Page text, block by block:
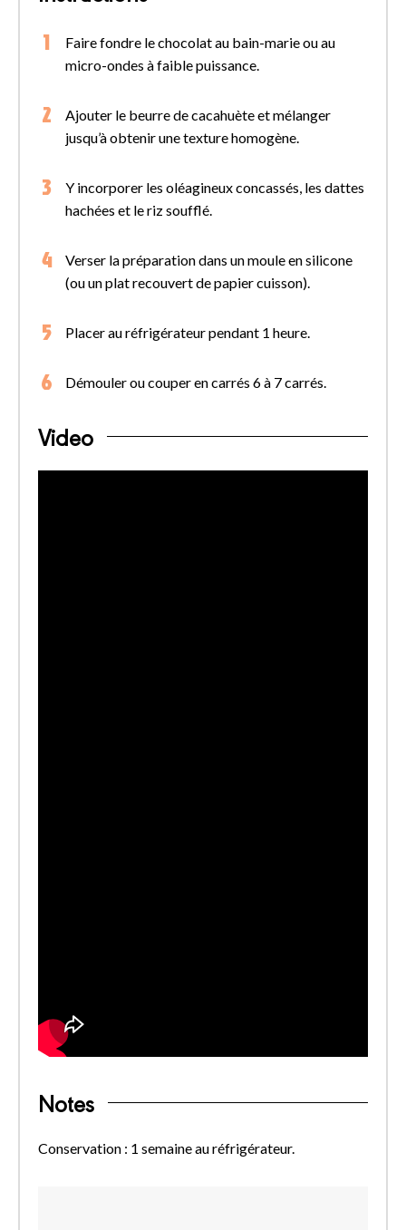
Faire fondre le chocolat au bain-marie ou au
micro-ondes à faible puissance.
Ajouter le beurre de cacahuète et mélanger
jusqu’à obtenir une texture homogène.
Y incorporer les oléagineux concassés, les dattes
hachées et le riz soufflé.
Verser la préparation dans un moule en silicone
(ou un plat recouvert de papier cuisson).
Placer au réfrigérateur pendant 1 heure.
Démouler ou couper en carrés 6 à 7 carrés.
Video
Notes
Conservation : 1 semaine au réfrigérateur.